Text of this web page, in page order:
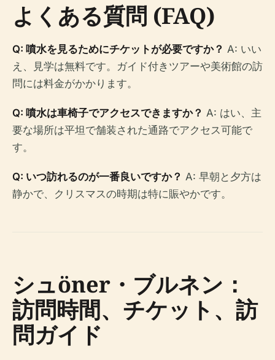
よくある質問 (FAQ)
Q: 噴水を見るためにチケットが必要ですか？ A: いい
え、見学は無料です。ガイド付きツアーや美術館の訪
問には料金がかかります。
Q: 噴水は車椅子でアクセスできますか？ A: はい、主
要な場所は平坦で舗装された通路でアクセス可能で
す。
Q: いつ訪れるのが一番良いですか？ A: 早朝と夕方は
静かで、クリスマスの時期は特に賑やかです。
シュöner・ブルネン：
訪問時間、チケット、訪
問ガイド